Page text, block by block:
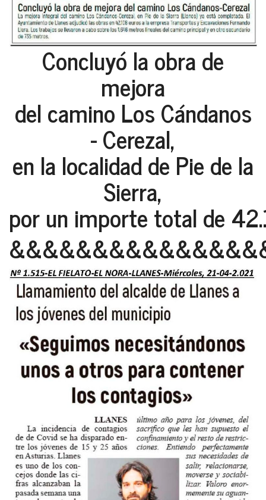
Concluyó la obra de
mejora
del camino Los Cándanos
- Cerezal,
en la localidad de Pie de la
Sierra,
por un importe total de